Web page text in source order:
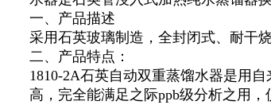
一、产品描述
采用石英玻璃制造，全封闭式、耐干
二、产品特点：
1810-2A石英自动双重蒸馏水器是用
高，完全能满足之际ppb级分析之用